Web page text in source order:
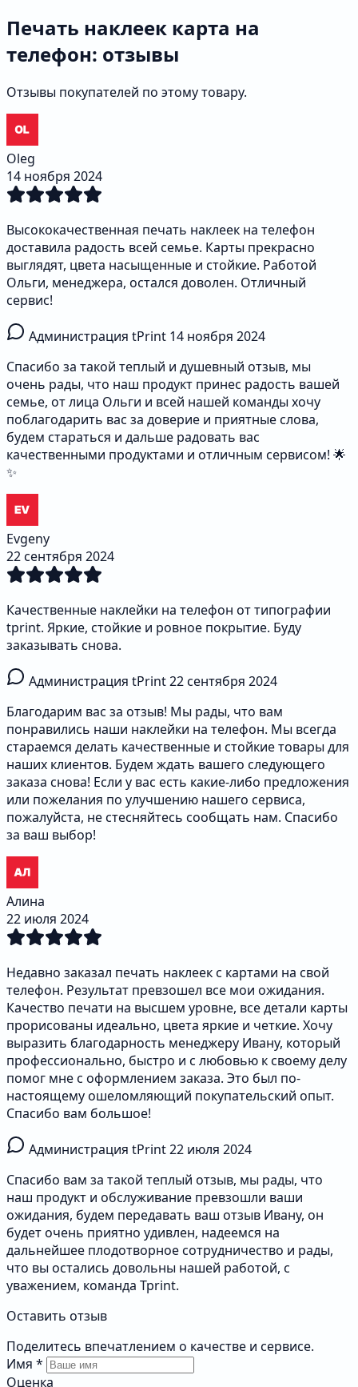
Печать наклеек карта на
телефон: отзывы
Отзывы покупателей по этому товару.
Oleg
14 ноября 2024
Высококачественная печать наклеек на телефон
доставила радость всей семье. Карты прекрасно
выглядят, цвета насыщенные и стойкие. Работой
Ольги, менеджера, остался доволен. Отличный
сервис!
Администрация tPrint 14 ноября 2024
Спасибо за такой теплый и душевный отзыв, мы
очень рады, что наш продукт принес радость вашей
семье, от лица Ольги и всей нашей команды хочу
поблагодарить вас за доверие и приятные слова,
будем стараться и дальше радовать вас
качественными продуктами и отличным сервисом! 🌟
✨
Evgeny
22 сентября 2024
Качественные наклейки на телефон от типографии
tprint. Яркие, стойкие и ровное покрытие. Буду
заказывать снова.
Администрация tPrint22 сентября 2024
Благодарим вас за отзыв! Мы рады, что вам
понравились наши наклейки на телефон. Мы всегда
стараемся делать качественные и стойкие товары для
наших клиентов. Будем ждать вашего следующего
заказа снова! Если у вас есть какие-либо предложения
или пожелания по улучшению нашего сервиса,
пожалуйста, не стесняйтесь сообщать нам. Спасибо
за ваш выбор!
Алина
22 июля 2024
Недавно заказал печать наклеек с картами на свой
телефон. Результат превзошел все мои ожидания.
Качество печати на высшем уровне, все детали карты
прорисованы идеально, цвета яркие и четкие. Хочу
выразить благодарность менеджеру Ивану, который
профессионально, быстро и с любовью к своему делу
помог мне с оформлением заказа. Это был по-
настоящему ошеломляющий покупательский опыт.
Спасибо вам большое!
Администрация tPrint22 июля 2024
Спасибо вам за такой теплый отзыв, мы рады, что
наш продукт и обслуживание превзошли ваши
ожидания, будем передавать ваш отзыв Ивану, он
будет очень приятно удивлен, надеемся на
дальнейшее плодотворное сотрудничество и рады,
что вы остались довольны нашей работой, с
уважением, команда Tprint.
Оставить отзыв
Поделитесь впечатлением о качестве и сервисе.
Имя *
Оценка